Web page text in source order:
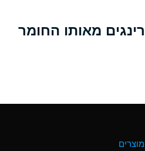
מוצרים